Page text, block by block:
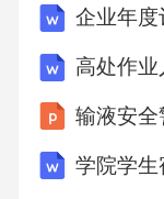
企业年
高处作业
输液安